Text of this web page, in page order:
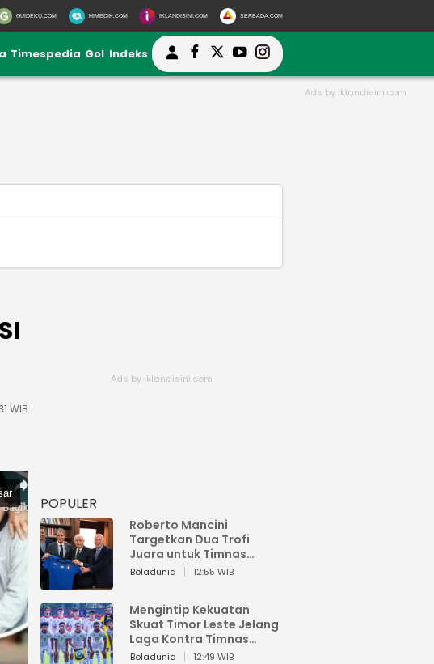
GUIDEKU.COM HIMEDIK.COM IKLANDISINI.COM SERBADA.COM
Timespedia Gol Indeks
WIB
POPULER
Roberto Mancini
Targetkan Dua Trofi
Juara untuk Timnas
Italia
Boladunia 12:55 WIB
Mengintip Kekuatan
Skuat Timor Leste Jelang
Laga Kontra Timnas
Indonesia di Piala AFF
Boladunia 12:49 WIB